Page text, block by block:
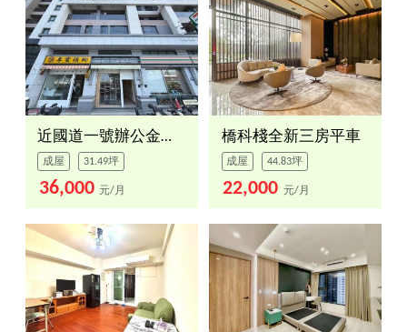
近國道一號辦公金店面
成屋 31.49坪
36,000 元/月
橋科棧全新三房平車
成屋 44.83坪
22,000 元/月